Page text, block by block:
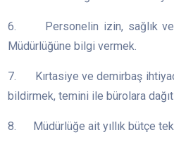
6. Personelin izin, sağlık ve
Müdürlüğüne bilgi vermek.
7. Kırtasiye ve demirbaş
bildirmek, temini ile bürolara
8. Müdürlüğe ait yıllık bütçe